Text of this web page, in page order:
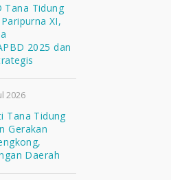
Tana Tidung
XI,
2025 dan
2026
Tana Tidung
Gerakan
Daerah